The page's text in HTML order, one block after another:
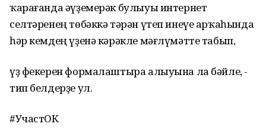
ҡарағанда әүҙемерәк булыуы интернет
селтәренең төбәккә тәрән үтеп инеүе арҡаһында
һәр кемдең үҙенә кәрәкле мәғлүмәтте табып,
үҙ фекерен формалаштыра алыуына ла бәйле, -
тип белдерҙе ул.
#УчастОК